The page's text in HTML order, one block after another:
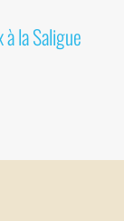
la Saligue